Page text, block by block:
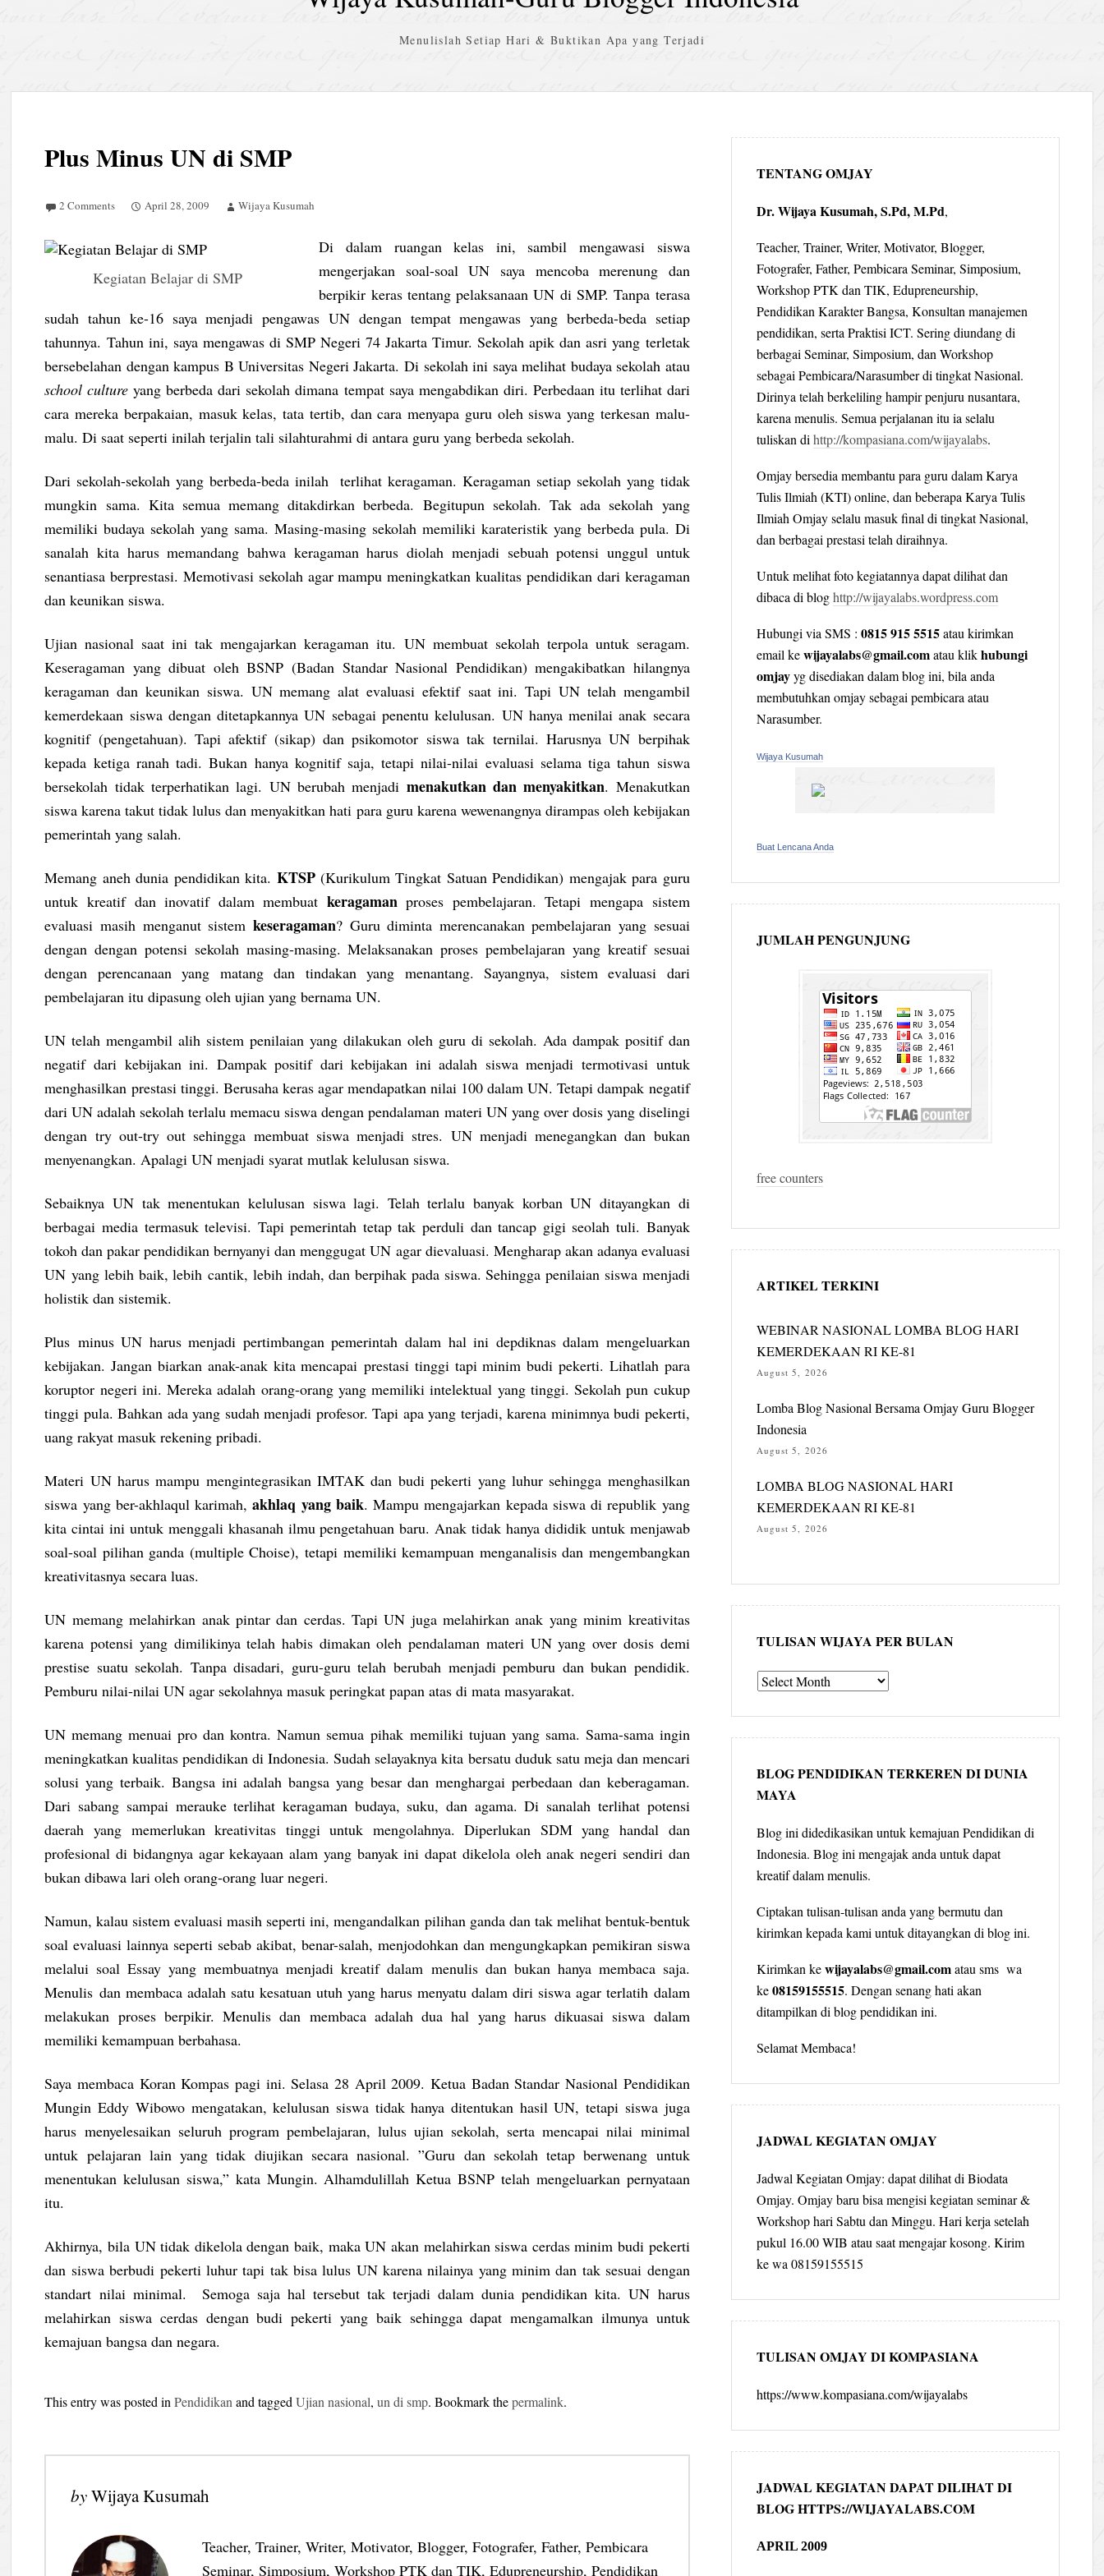
Menulislah Setiap Hari & Buktikan Apa yang Terjadi
Plus Minus UN di SMP
2 Comments April 28, 2009 Wijaya Kusumah
Kegiatan Belajar di SMP
Di dalam ruangan kelas ini, sambil mengawasi siswa
mengerjakan soal-soal UN saya mencoba merenung dan
berpikir keras tentang pelaksanaan UN di SMP. Tanpa terasa
sudah tahun ke-16 saya menjadi pengawas UN dengan tempat mengawas yang berbeda-beda setiap
tahunnya. Tahun ini, saya mengawas di SMP Negeri 74 Jakarta Timur. Sekolah apik dan asri yang terletak
bersebelahan dengan kampus B Universitas Negeri Jakarta. Di sekolah ini saya melihat budaya sekolah atau
school culture yang berbeda dari sekolah dimana tempat saya mengabdikan diri. Perbedaan itu terlihat dari
cara mereka berpakaian, masuk kelas, tata tertib, dan cara menyapa guru oleh siswa yang terkesan malu-
malu. Di saat seperti inilah terjalin tali silahturahmi di antara guru yang berbeda sekolah.
Dari sekolah-sekolah yang berbeda-beda inilah terlihat keragaman. Keragaman setiap sekolah yang tidak
mungkin sama. Kita semua memang ditakdirkan berbeda. Begitupun sekolah. Tak ada sekolah yang
memiliki budaya sekolah yang sama. Masing-masing sekolah memiliki karateristik yang berbeda pula. Di
sanalah kita harus memandang bahwa keragaman harus diolah menjadi sebuah potensi unggul untuk
senantiasa berprestasi. Memotivasi sekolah agar mampu meningkatkan kualitas pendidikan dari keragaman
dan keunikan siswa.
Ujian nasional saat ini tak mengajarkan keragaman itu. UN membuat sekolah terpola untuk seragam.
Keseragaman yang dibuat oleh BSNP (Badan Standar Nasional Pendidikan) mengakibatkan hilangnya
keragaman dan keunikan siswa. UN memang alat evaluasi efektif saat ini. Tapi UN telah mengambil
kemerdekaan siswa dengan ditetapkannya UN sebagai penentu kelulusan. UN hanya menilai anak secara
kognitif (pengetahuan). Tapi afektif (sikap) dan psikomotor siswa tak ternilai. Harusnya UN berpihak
kepada ketiga ranah tadi. Bukan hanya kognitif saja, tetapi nilai-nilai evaluasi selama tiga tahun siswa
bersekolah tidak terperhatikan lagi. UN berubah menjadi menakutkan dan menyakitkan. Menakutkan
siswa karena takut tidak lulus dan menyakitkan hati para guru karena wewenangnya dirampas oleh kebijakan
pemerintah yang salah.
Memang aneh dunia pendidikan kita. KTSP(Kurikulum Tingkat Satuan Pendidikan) mengajak para guru
untuk kreatif dan inovatif dalam membuat keragaman proses pembelajaran. Tetapi mengapa sistem
evaluasi masih menganut sistem keseragaman? Guru diminta merencanakan pembelajaran yang sesuai
dengan dengan potensi sekolah masing-masing. Melaksanakan proses pembelajaran yang kreatif sesuai
dengan perencanaan yang matang dan tindakan yang menantang. Sayangnya, sistem evaluasi dari
pembelajaran itu dipasung oleh ujian yang bernama UN.
UN telah mengambil alih sistem penilaian yang dilakukan oleh guru di sekolah. Ada dampak positif dan
negatif dari kebijakan ini. Dampak positif dari kebijakan ini adalah siswa menjadi termotivasi untuk
menghasilkan prestasi tinggi. Berusaha keras agar mendapatkan nilai 100 dalam UN. Tetapi dampak negatif
dari UN adalah sekolah terlalu memacu siswa dengan pendalaman materi UN yang over dosis yang diselingi
dengan try out-try out sehingga membuat siswa menjadi stres. UN menjadi menegangkan dan bukan
menyenangkan. Apalagi UN menjadi syarat mutlak kelulusan siswa.
Sebaiknya UN tak menentukan kelulusan siswa lagi. Telah terlalu banyak korban UN ditayangkan di
berbagai media termasuk televisi. Tapi pemerintah tetap tak perduli dan tancap gigi seolah tuli. Banyak
tokoh dan pakar pendidikan bernyanyi dan menggugat UN agar dievaluasi. Mengharap akan adanya evaluasi
UN yang lebih baik, lebih cantik, lebih indah, dan berpihak pada siswa. Sehingga penilaian siswa menjadi
holistik dan sistemik.
Plus minus UN harus menjadi pertimbangan pemerintah dalam hal ini depdiknas dalam mengeluarkan
kebijakan. Jangan biarkan anak-anak kita mencapai prestasi tinggi tapi minim budi pekerti. Lihatlah para
koruptor negeri ini. Mereka adalah orang-orang yang memiliki intelektual yang tinggi. Sekolah pun cukup
tinggi pula. Bahkan ada yang sudah menjadi profesor. Tapi apa yang terjadi, karena minimnya budi pekerti,
uang rakyat masuk rekening pribadi.
Materi UN harus mampu mengintegrasikan IMTAK dan budi pekerti yang luhur sehingga menghasilkan
siswa yang ber-akhlaqul karimah,akhlaq yang baik. Mampu mengajarkan kepada siswa di republik yang
kita cintai ini untuk menggali khasanah ilmu pengetahuan baru. Anak tidak hanya dididik untuk menjawab
soal-soal pilihan ganda (multiple Choise), tetapi memiliki kemampuan menganalisis dan mengembangkan
kreativitasnya secara luas.
UN memang melahirkan anak pintar dan cerdas. Tapi UN juga melahirkan anak yang minim kreativitas
karena potensi yang dimilikinya telah habis dimakan oleh pendalaman materi UN yang over dosis demi
prestise suatu sekolah. Tanpa disadari, guru-guru telah berubah menjadi pemburu dan bukan pendidik.
Pemburu nilai-nilai UN agar sekolahnya masuk peringkat papan atas di mata masyarakat.
UN memang menuai pro dan kontra. Namun semua pihak memiliki tujuan yang sama. Sama-sama ingin
meningkatkan kualitas pendidikan di Indonesia. Sudah selayaknya kita bersatu duduk satu meja dan mencari
solusi yang terbaik. Bangsa ini adalah bangsa yang besar dan menghargai perbedaan dan keberagaman.
Dari sabang sampai merauke terlihat keragaman budaya, suku, dan agama. Di sanalah terlihat potensi
daerah yang memerlukan kreativitas tinggi untuk mengolahnya. Diperlukan SDM yang handal dan
profesional di bidangnya agar kekayaan alam yang banyak ini dapat dikelola oleh anak negeri sendiri dan
bukan dibawa lari oleh orang-orang luar negeri.
Namun, kalau sistem evaluasi masih seperti ini, mengandalkan pilihan ganda dan tak melihat bentuk-bentuk
soal evaluasi lainnya seperti sebab akibat, benar-salah, menjodohkan dan mengungkapkan pemikiran siswa
melalui soal Essay yang membuatnya menjadi kreatif dalam menulis dan bukan hanya membaca saja.
Menulis dan membaca adalah satu kesatuan utuh yang harus menyatu dalam diri siswa agar terlatih dalam
melakukan proses berpikir. Menulis dan membaca adalah dua hal yang harus dikuasai siswa dalam
memiliki kemampuan berbahasa.
Saya membaca Koran Kompas pagi ini. Selasa 28 April 2009. Ketua Badan Standar Nasional Pendidikan
Mungin Eddy Wibowo mengatakan, kelulusan siswa tidak hanya ditentukan hasil UN, tetapi siswa juga
harus menyelesaikan seluruh program pembelajaran, lulus ujian sekolah, serta mencapai nilai minimal
untuk pelajaran lain yang tidak diujikan secara nasional. ”Guru dan sekolah tetap berwenang untuk
menentukan kelulusan siswa,” kata Mungin. Alhamdulillah Ketua BSNP telah mengeluarkan pernyataan
itu.
Akhirnya, bila UN tidak dikelola dengan baik, maka UN akan melahirkan siswa cerdas minim budi pekerti
dan siswa berbudi pekerti luhur tapi tak bisa lulus UN karena nilainya yang minim dan tak sesuai dengan
standart nilai minimal. Semoga saja hal tersebut tak terjadi dalam dunia pendidikan kita. UN harus
melahirkan siswa cerdas dengan budi pekerti yang baik sehingga dapat mengamalkan ilmunya untuk
kemajuan bangsa dan negara.
This entry was posted inPendidikan and taggedUjian nasional,un di smp. Bookmark thepermalink.
byWijaya Kusumah
Teacher, Trainer, Writer, Motivator, Blogger, Fotografer, Father, Pembicara
Seminar, Simposium, Workshop PTK dan TIK, Edupreneurship, Pendidikan
TENTANG OMJAY
Dr. Wijaya Kusumah, S.Pd, M.Pd,
Teacher, Trainer, Writer, Motivator, Blogger,
Fotografer, Father, Pembicara Seminar, Simposium,
Workshop PTK dan TIK, Edupreneurship,
Pendidikan Karakter Bangsa, Konsultan manajemen
pendidikan, serta Praktisi ICT. Sering diundang di
berbagai Seminar, Simposium, dan Workshop
sebagai Pembicara/Narasumber di tingkat Nasional.
Dirinya telah berkeliling hampir penjuru nusantara,
karena menulis. Semua perjalanan itu ia selalu
tuliskan di http://kompasiana.com/wijayalabs.
Omjay bersedia membantu para guru dalam Karya
Tulis Ilmiah (KTI) online, dan beberapa Karya Tulis
Ilmiah Omjay selalu masuk final di tingkat Nasional,
dan berbagai prestasi telah diraihnya.
Untuk melihat foto kegiatannya dapat dilihat dan
dibaca di bloghttp://wijayalabs.wordpress.com
Hubungi via SMS : 0815 915 5515atau kirimkan
email kewijayalabs@gmail.comatau klikhubungi
omjayyg disediakan dalam blog ini, bila anda
membutuhkan omjay sebagai pembicara atau
Narasumber.
Wijaya Kusumah
Buat Lencana Anda
JUMLAH PENGUNJUNG
free counters
ARTIKEL TERKINI
WEBINAR NASIONAL LOMBA BLOG HARI
KEMERDEKAAN RI KE-81
August 5, 2026
Lomba Blog Nasional Bersama Omjay Guru Blogger
Indonesia
August 5, 2026
LOMBA BLOG NASIONAL HARI
KEMERDEKAAN RI KE-81
August 5, 2026
TULISAN WIJAYA PER BULAN
Tulisan
per
bulan
BLOG PENDIDIKAN TERKEREN DI DUNIA
MAYA
Blog ini didedikasikan untuk kemajuan Pendidikan di
Indonesia. Blog ini mengajak anda untuk dapat
kreatif dalam menulis.
Ciptakan tulisan-tulisan anda yang bermutu dan
kirimkan kepada kami untuk ditayangkan di blog ini.
Kirimkan kewijayalabs@gmail.comatau sms wa
ke08159155515. Dengan senang hati akan
ditampilkan di blog pendidikan ini.
Selamat Membaca!
JADWAL KEGIATAN OMJAY
Jadwal Kegiatan Omjay: dapat dilihat di Biodata
Omjay. Omjay baru bisa mengisi kegiatan seminar &
Workshop hari Sabtu dan Minggu. Hari kerja setelah
pukul 16.00 WIB atau saat mengajar kosong. Kirim
ke wa 08159155515
TULISAN OMJAY DI KOMPASIANA
https://www.kompasiana.com/wijayalabs
JADWAL KEGIATAN DAPAT DILIHAT DI
BLOG HTTPS://WIJAYALABS.COM
APRIL 2009